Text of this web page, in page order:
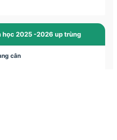
học 2025 -2026 up trùng
cân